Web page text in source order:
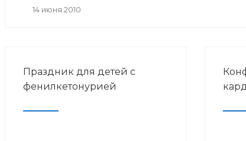
14 июня 2010
Праздник для детей с
фенилкетонурией